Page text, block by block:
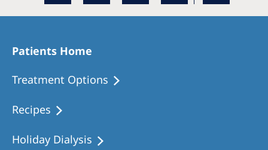
Patients Home
Treatment Options
Recipes
Holiday Dialysis